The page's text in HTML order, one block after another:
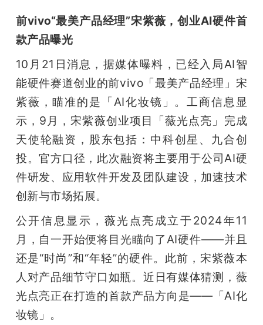
前vivo“最美产品经理”宋紫薇，创业AI硬件首
款产品曝光
10月21日消息，据媒体曝料，已经入局AI智
能硬件赛道创业的前vivo「最美产品经理」宋
紫薇，瞄准的是「AI化妆镜」。工商信息显
示，9月，宋紫薇创业项目「薇光点亮」完成
天使轮融资，股东包括：中科创星、九合创
投。官方口径，此次融资将主要用于公司AI硬
件研发、应用软件开发及团队建设，加速技术
创新与市场拓展。
公开信息显示，薇光点亮成立于2024年11
月，自一开始便将目光瞄向了AI硬件——并且
还是“时尚”和“年轻”的硬件。此前，宋紫薇本
人对产品细节守口如瓶。近日有媒体猜测，薇
光点亮正在打造的首款产品方向是——「AI化
妆镜」。